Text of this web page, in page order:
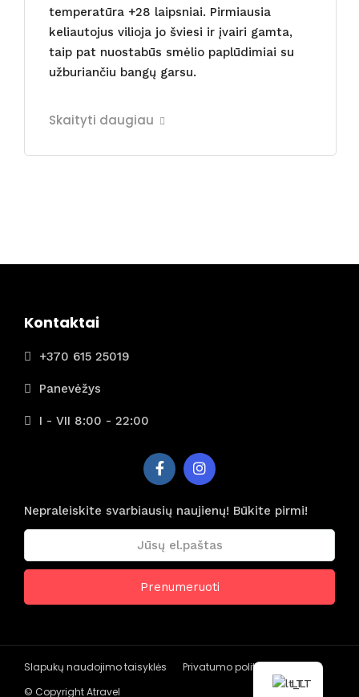
temperatūra +28 laipsniai. Pirmiausia
keliautojus vilioja jo šviesi ir įvairi gamta,
taip pat nuostabūs smėlio paplūdimiai su
užburiančiu bangų garsu.
Skaityti daugiau
Kontaktai
+370 615 25019
Panevėžys
I - VII 8:00 - 22:00
Nepraleiskite svarbiausių naujienų! Būkite pirmi!
Slapukų naudojimo taisyklės
Privatumo politika
© Copyright Atravel
LT